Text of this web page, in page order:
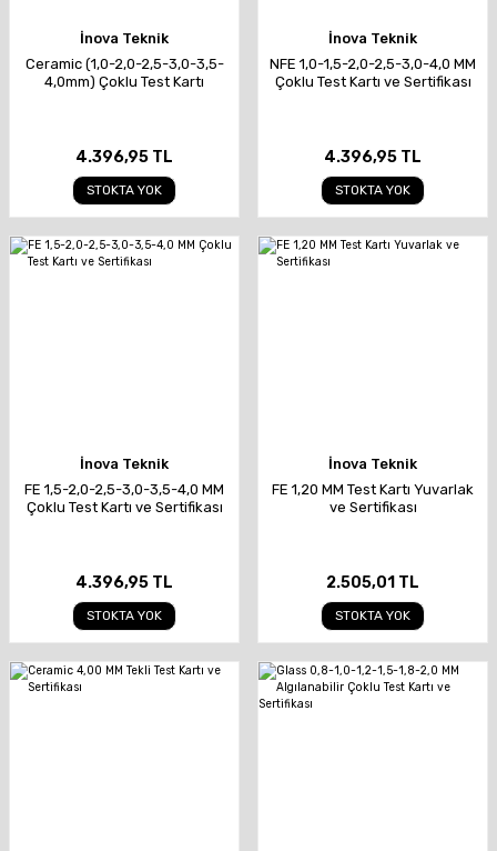
İnova Teknik
Ceramic (1,0-2,0-2,5-3,0-3,5-
4,0mm) Çoklu Test Kartı
4.396,95 TL
STOKTA YOK
İnova Teknik
NFE 1,0-1,5-2,0-2,5-3,0-4,0 MM
Çoklu Test Kartı ve Sertifikası
4.396,95 TL
STOKTA YOK
İnova Teknik
FE 1,5-2,0-2,5-3,0-3,5-4,0 MM
Çoklu Test Kartı ve Sertifikası
4.396,95 TL
STOKTA YOK
İnova Teknik
FE 1,20 MM Test Kartı Yuvarlak
ve Sertifikası
2.505,01 TL
STOKTA YOK